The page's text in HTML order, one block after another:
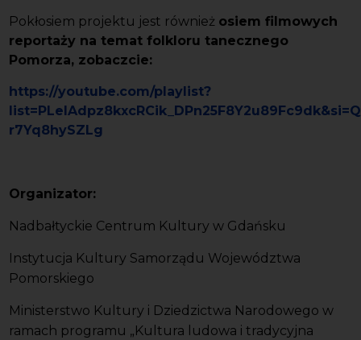
Pokłosiem projektu jest również osiem filmowych
reportaży na temat folkloru tanecznego
Pomorza, zobaczcie:
https://youtube.com/playlist?
r7Yq8hySZLg
Organizator:
Nadbałtyckie Centrum Kultury w Gdańsku
Instytucja Kultury Samorządu Województwa
Pomorskiego
Ministerstwo Kultury i Dziedzictwa Narodowego w
ramach programu „Kultura ludowa i tradycyjna